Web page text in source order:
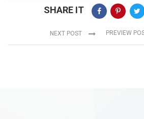
SHARE IT
PREVIEW
NEXT POST